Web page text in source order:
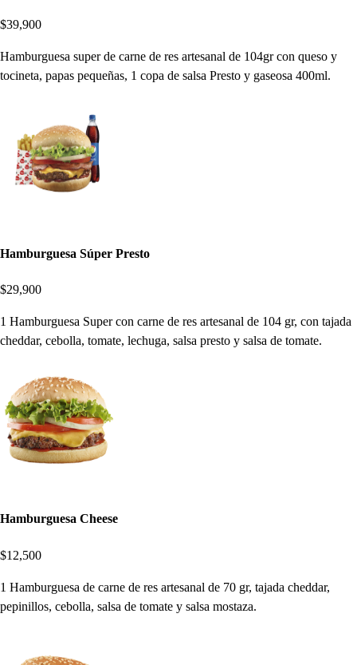
$39,900
Hamburguesa super de carne de res artesanal de 104gr con queso y
tocineta, papas pequeñas, 1 copa de salsa Presto y gaseosa 400ml.
Hamburguesa Súper Presto
$29,900
1 Hamburguesa Super con carne de res artesanal de 104 gr, con tajada
cheddar, cebolla, tomate, lechuga, salsa presto y salsa de tomate.
Hamburguesa Cheese
$12,500
1 Hamburguesa de carne de res artesanal de 70 gr, tajada cheddar,
pepinillos, cebolla, salsa de tomate y salsa mostaza.